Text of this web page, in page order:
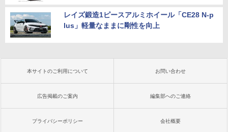
レイズ鍛造1ピースアルミホイール「CE28 N-p
lus」軽量なままに剛性を向上
本サイトのご利用について お問い合わせ
広告掲載のご案内 編集部へのご連絡
プライバシーポリシー 会社概要